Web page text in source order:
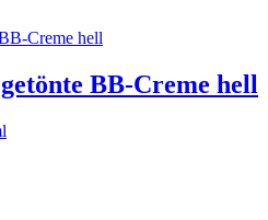
BB-Creme hell